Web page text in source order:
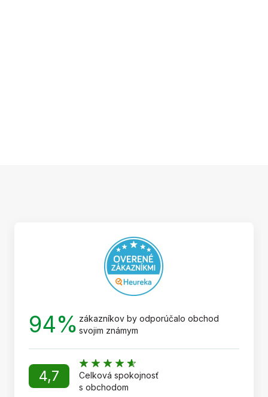
94% zákazníkov by odporúčalo obchod
svojim známym
4,7
Celková spokojnosť
s obchodom